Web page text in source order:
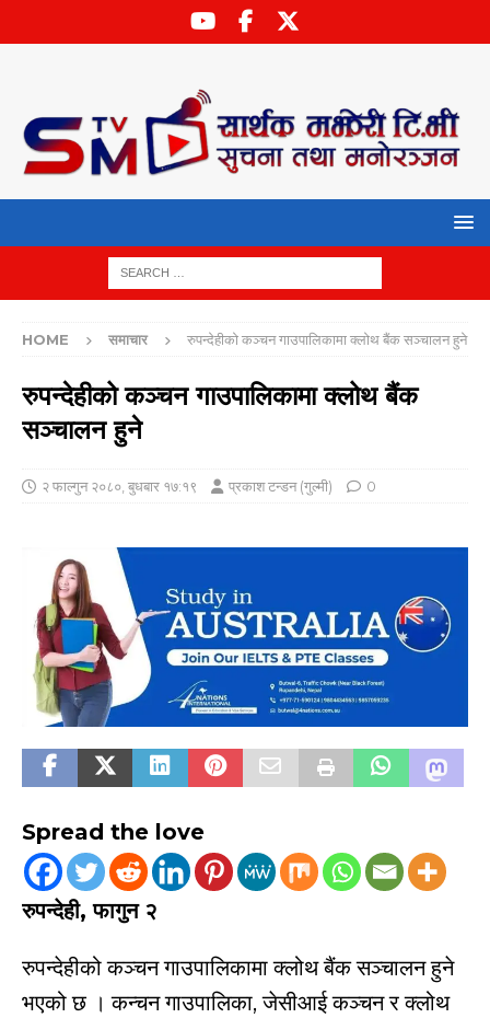
HOME समाचार रुपन्देहीको कञ्‍चन गाउपालिकामा क्लोथ बैंक सञ्‍चालन हुने
रुपन्देहीको कञ्‍चन गाउपालिकामा क्लोथ बैंक
सञ्‍चालन हुने
२ फाल्गुन २०८०, बुधबार १७:१९ प्रकाश टन्डन (गुल्मी) 0
Spread the love
रुपन्देही, फागुन २
रुपन्देहीको कञ्चन गाउपालिकामा क्लोथ बैंक सञ्चालन हुने
भएको छ । कन्चन गाउपालिका, जेसीआई कञ्चन र क्लोथ